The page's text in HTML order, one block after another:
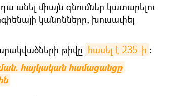
անել միայն գնումներ կատարելու
կանոնները, խուսափել
թիվը հասել է 235–ի ։
հայկական համացանցը